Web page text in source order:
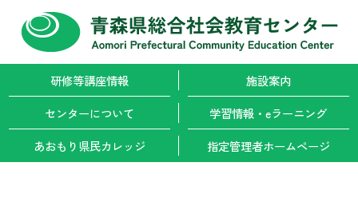
研修等講座情報
施設案内
センターについて
学習情報・ eラーニング
あおもり県民カレッジ
指定管理者ホームページ